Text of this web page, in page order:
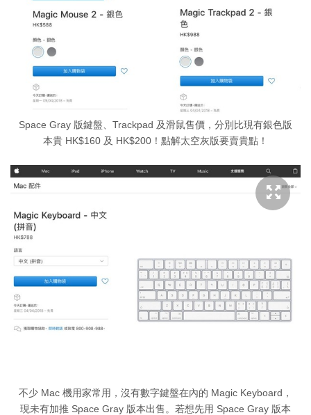
Space Gray 版鍵盤、Trackpad 及滑鼠售價，分別比現有銀色版
本貴 HK$160 及 HK$200！點解太空灰版要賣貴點！
不少 Mac 機用家常用，沒有數字鍵盤在內的 Magic Keyboard，
現未有加推 Space Gray 版本出售。若想先用 Space Gray 版本